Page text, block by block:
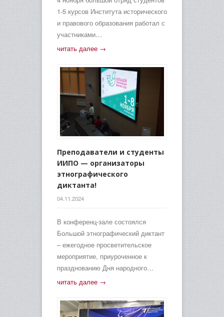
1-5 курсов Института исторического
и правового образования работал с
участниками…
читать далее →
Преподаватели и студенты
ИИПО — организаторы
этнографического
диктанта!
04.11.2024
В конференц-зале состоялся
Большой этнографический диктант
– ежегодное просветительское
мероприятие, приуроченное к
празднованию Дня народного…
читать далее →